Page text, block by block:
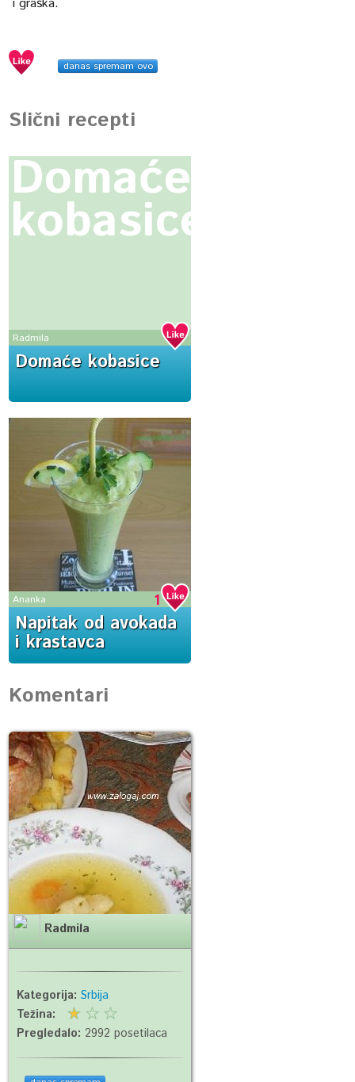
danas spremam ovo
Slični recepti
Domaće
kobasice
Radmila
Domaće kobasice
Ananka 1
Napitak od avokada
i krastavca
Komentari
Radmila
Kategorija:Srbija
Težina:
Pregledalo: 2992 posetilaca